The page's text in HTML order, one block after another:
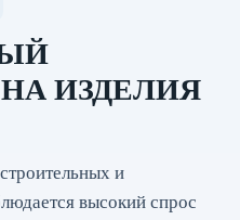
ИЗДЕЛИЯ
и
высокий спрос